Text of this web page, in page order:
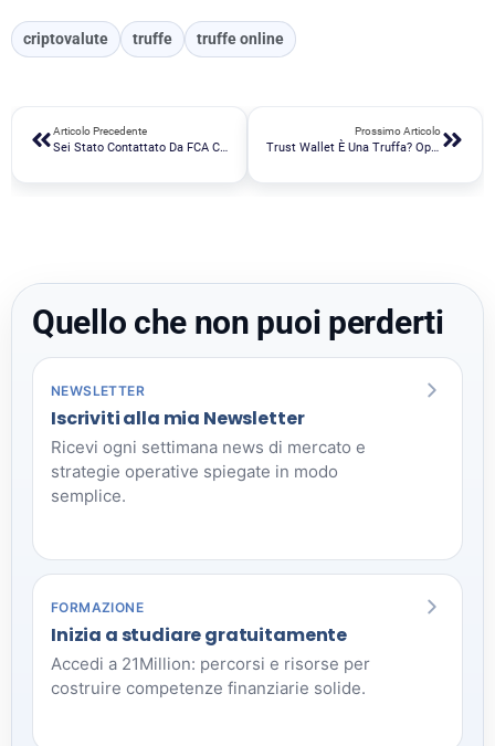
criptovalute truffe truffe online
Articolo Precedente
Sei Stato Contattato Da FCA Con Un Numero +44? Scopri Perché È Una Truffa
Prossimo Articolo
Trust Wallet È Una Truffa? Opinioni, Recensioni Reali E Come Difendersi Dalle Frodi Online
Quello che non puoi perderti
NEWSLETTER
Iscriviti alla mia Newsletter
Ricevi ogni settimana news di mercato e
strategie operative spiegate in modo
semplice.
FORMAZIONE
Inizia a studiare gratuitamente
Accedi a 21Million: percorsi e risorse per
costruire competenze finanziarie solide.